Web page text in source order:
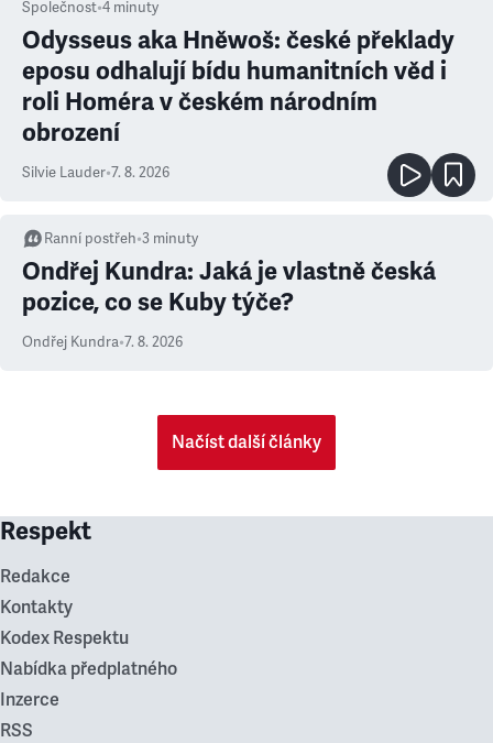
Společnost•4 minuty
Odysseus aka Hněwoš: české překlady
eposu odhalují bídu humanitních věd i
roli Homéra v českém národním
obrození
Silvie Lauder•7. 8. 2026
Ranní postřeh•3 minuty
Ondřej Kundra: Jaká je vlastně česká
pozice, co se Kuby týče?
Ondřej Kundra•7. 8. 2026
Načíst další články
Respekt
Redakce
Kontakty
Kodex Respektu
Nabídka předplatného
Inzerce
RSS